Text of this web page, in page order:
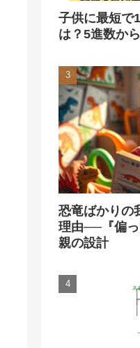
子供に最短で
は？5進数か
恐竜ばかりの
理由──『偏
親の設計